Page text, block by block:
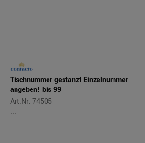
Tischnummer gestanzt Einzelnummer
angeben! bis 99
Art.Nr. 74505
...